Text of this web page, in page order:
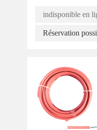
indisponible en
Réservation